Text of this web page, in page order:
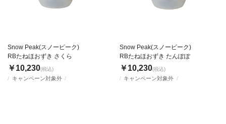
キャンペーン対象外
Snow Peak(スノーピーク)
RBたねほおずき さくら
￥10,230(税込)
キャンペーン対象外
Snow Peak(スノーピーク)
RBたねほおずき たんぽぽ
￥10,230(税込)